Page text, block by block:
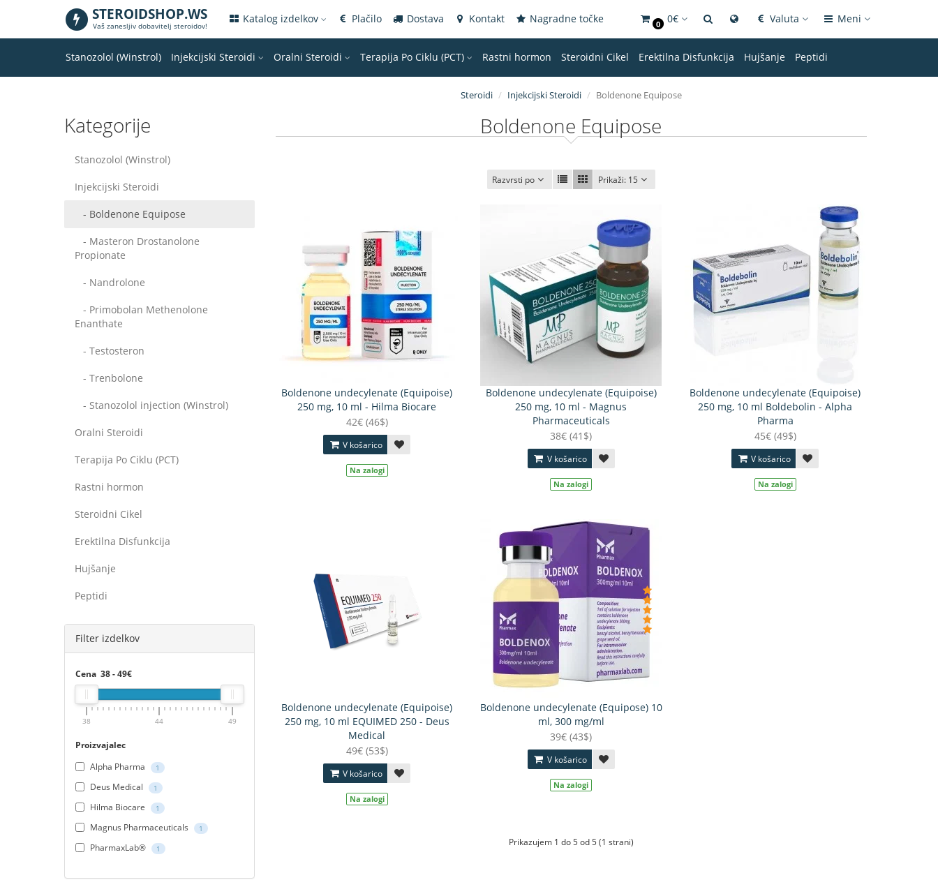
STEROIDSHOP.WS
Vaš zanesljiv dobavitelj steroidov!
Katalog izdelkov Plačilo Dostava Kontakt Nagradne točke 0 0€ Valuta Meni
Stanozolol (Winstrol) Injekcijski Steroidi Oralni Steroidi Terapija Po Ciklu (PCT) Rastni hormon Steroidni Cikel Erektilna Disfunkcija Hujšanje Peptidi
Kategorije
Stanozolol (Winstrol)
Injekcijski Steroidi
- Boldenone Equipose
- Masteron Drostanolone
Propionate
- Nandrolone
- Primobolan Methenolone
Enanthate
- Testosteron
- Trenbolone
- Stanozolol injection (Winstrol)
Oralni Steroidi
Terapija Po Ciklu (PCT)
Rastni hormon
Steroidni Cikel
Erektilna Disfunkcija
Hujšanje
Peptidi
Filter izdelkov
Cena 38-49€
38 44 49
Proizvajalec
Alpha Pharma
1
Deus Medical 1
Hilma Biocare 1
Magnus Pharmaceuticals 1
PharmaxLab® 1
Steroidi Injekcijski Steroidi Boldenone Equipose
Boldenone Equipose
Razvrsti po Prikaži: 15
Boldenone undecylenate (Equipoise)
250 mg, 10 ml - Hilma Biocare
42€ (46$)
V košarico
Na zalogi
Boldenone undecylenate (Equipoise)
250 mg, 10 ml - Magnus
Pharmaceuticals
38€ (41$)
V košarico
Na zalogi
Boldenone undecylenate (Equipoise)
250 mg, 10 ml Boldebolin - Alpha
Pharma
45€ (49$)
V košarico
Na zalogi
Boldenone undecylenate (Equipoise)
250 mg, 10 ml EQUIMED 250 - Deus
Medical
49€ (53$)
V košarico
Na zalogi
Boldenone undecylenate (Equipose) 10
ml, 300 mg/ml
39€ (43$)
V košarico
Na zalogi
Prikazujem 1 do 5 od 5 (1 strani)